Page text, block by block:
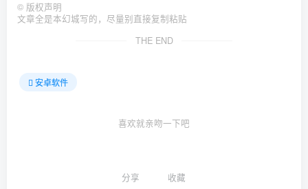
© 版权声明
文章全是本幻城写的，尽量别直接复制粘贴
THE END
安卓软件
喜欢就亲吻一下吧
分享 收藏